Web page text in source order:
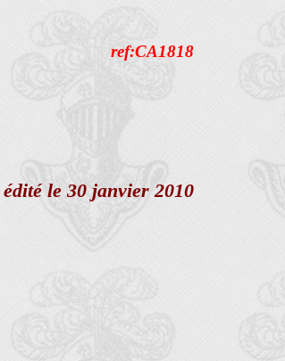
ref:CA1818
édité le 30 janvier 2010